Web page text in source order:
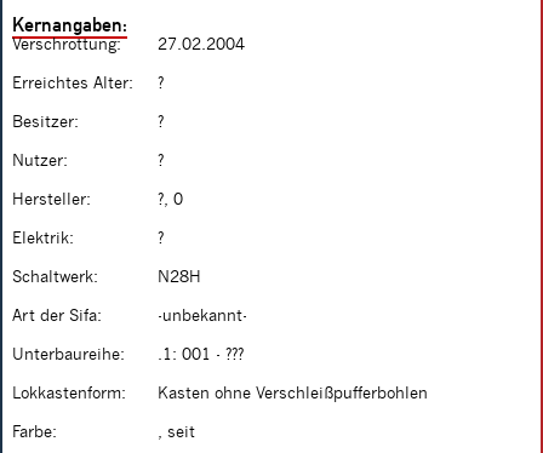
Kernangaben:
Verschrottung: 27.02.2004
Erreichtes Alter: ?
Besitzer: ?
Nutzer: ?
Hersteller: ?, 0
Elektrik: ?
Schaltwerk: N28H
Art der Sifa: -unbekannt-
Unterbaureihe: .1: 001 - ???
Lokkastenform: Kasten ohne Verschleißpufferbohlen
Farbe: , seit